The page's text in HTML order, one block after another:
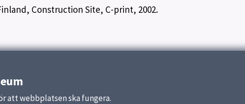
Construction Site, C-print, 2002.
att webbplatsen ska fungera.